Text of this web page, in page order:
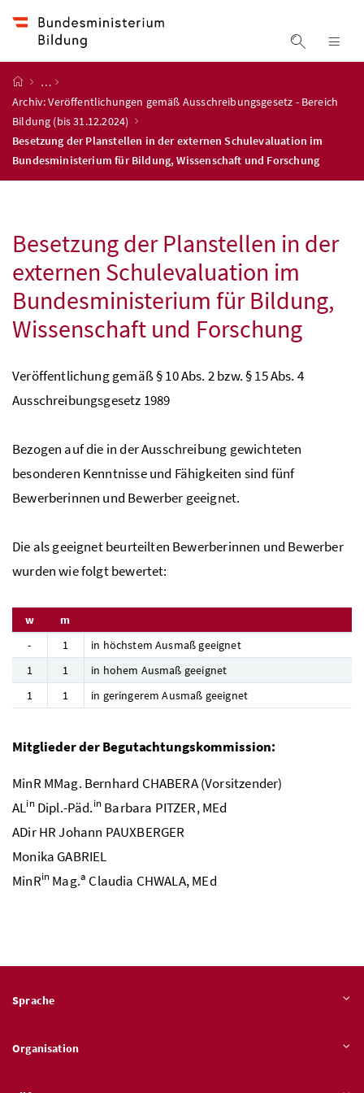
Suche
Startseite
…
Archiv: Veröffentlichungen gemäß Ausschreibungsgesetz - Bereich
Bildung (bis 31.12.2024)
Besetzung der Planstellen in der externen Schulevaluation im
Bundesministerium für Bildung, Wissenschaft und Forschung
Besetzung der Planstellen in der
externen Schulevaluation im
Bundesministerium für Bildung,
Wissenschaft und Forschung
Veröffentlichung gemäß § 10Abs. 2bzw.§ 15Abs. 4
Ausschreibungsgesetz 1989
Bezogen auf die in der Ausschreibung gewichteten
besonderen Kenntnisse und Fähigkeiten sind fünf
Bewerberinnen und Bewerber geeignet.
Die als geeignet beurteilten Bewerberinnen und Bewerber
wurden wie folgt bewertet:
w
m
-
1
in höchstem Ausmaß geeignet
1
1
in hohem Ausmaß geeignet
1
1 in geringerem Ausmaß geeignet
Mitglieder der Begutachtungskommission:
MinR MMag. Bernhard CHABERA (Vorsitzender)
ALinDipl.-Päd.in Barbara PITZER,MEd
ADir HRJohann PAUXBERGER
Monika GABRIEL
MinRin Mag.a Claudia CHWALA,MEd
Sprache
Organisation